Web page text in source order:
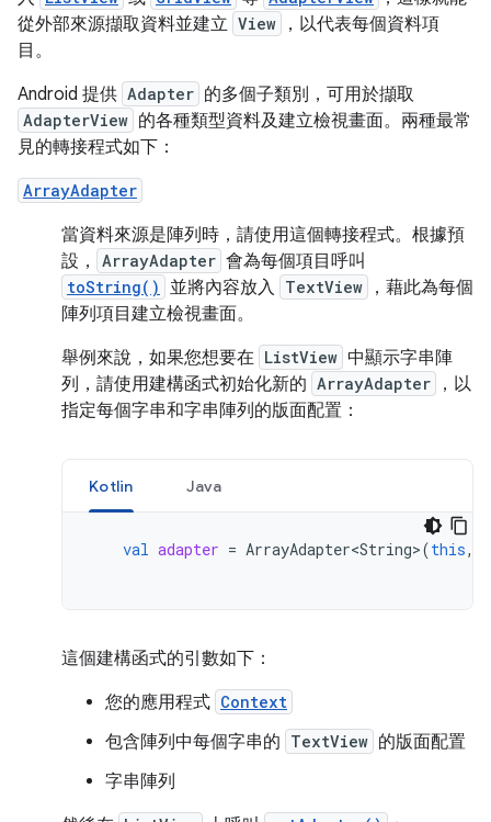
從外部來源擷取資料並建立 View
，以代表每個資料項
目。
Android 提供 Adapter 的多個子類別，可用於擷取
AdapterView 的各種類型資料及建立檢視畫面。兩種最常
見的轉接程式如下：
ArrayAdapter
當資料來源是陣列時，請使用這個轉接程式。根據預
設，
ArrayAdapter 會為每個項目呼叫
toString() 並將內容放入 TextView
，藉此為每個
陣列項目建立檢視畫面。
舉例來說，如果您想要在 ListView 中顯示字串陣
列，請使用建構函式初始化新的 ArrayAdapter
，以
指定每個字串和字串陣列的版面配置：
Kotlin Java
val adapter = ArrayAdapter<String>(this,
這個建構函式的引數如下：
您的應用程式 Context
包含陣列中每個字串的 TextView 的版面配置
字串陣列